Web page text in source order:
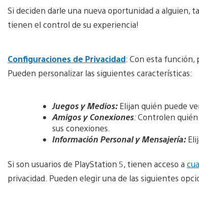
Si deciden darle una nueva oportunidad a alguien,
tienen el control de su experiencia!
Configuraciones de Privacidad: Con esta función,
Pueden personalizar las siguientes características:
Juegos y Medios:Elijan quién puede
Amigos y Conexiones:Controlen
sus conexiones.
Información Personal y Mensajería:
Si son usuarios de PlayStation 5, tienen acceso a
privacidad. Pueden elegir una de las siguientes